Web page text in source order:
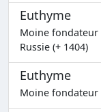
Euthyme
Moine fondateur
Russie (+ 1404)
Euthyme
Moine fondateur